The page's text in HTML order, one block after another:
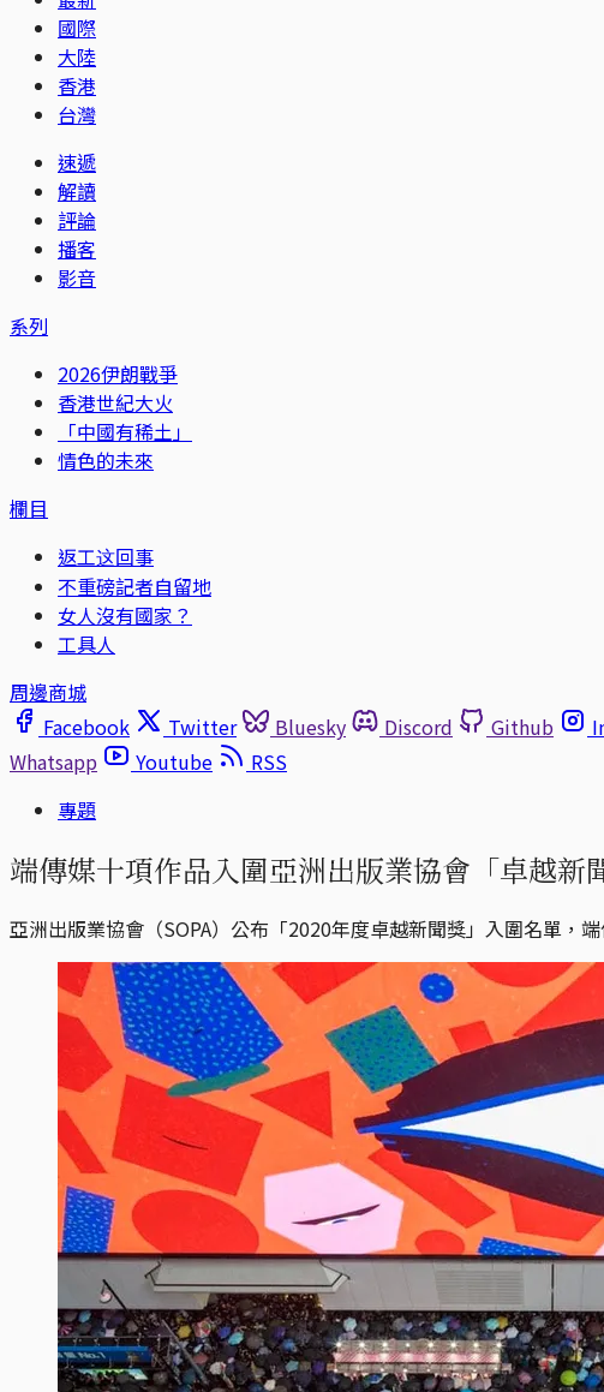
國際
大陸
香港
台灣
速遞
解讀
評論
播客
影音
系列
2026伊朗戰爭
香港世紀大火
「中國有稀土」
情色的未來
欄目
返工这回事
不重磅記者自留地
女人沒有國家？
工具人
周邊商城
Facebook
Twitter Bluesky Discord Github
Whatsapp
Youtube
RSS
專題
端傳媒十項作品入圍亞洲出版業協會「卓越新
亞洲出版業協會（SOPA）公布「2020年度卓越新聞獎」入圍名單，